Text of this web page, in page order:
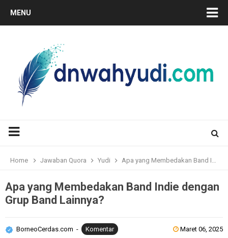
MENU
Home Jawaban Quora Yudi Apa yang Membedakan Band Indie dengan Grup Band Lainnya?
Apa yang Membedakan Band Indie dengan
Grup Band Lainnya?
BorneoCerdas.com Maret 06, 2025
Komentar